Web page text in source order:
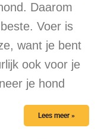
Daarom
Voer is
want je bent
ook voor je
je hond
Lees meer »